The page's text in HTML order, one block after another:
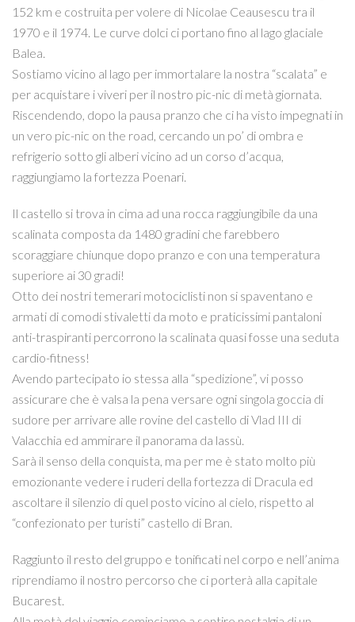
152 km e costruita per volere di Nicolae Ceausescu tra il
1970 e il 1974. Le curve dolci ci portano fino al lago glaciale
Balea.
Sostiamo vicino al lago per immortalare la nostra “scalata” e
per acquistare i viveri per il nostro pic-nic di metà giornata.
Riscendendo, dopo la pausa pranzo che ci ha visto impegnati in
un vero pic-nic on the road, cercando un po’ di ombra e
refrigerio sotto gli alberi vicino ad un corso d’acqua,
raggiungiamo la fortezza Poenari.
Il castello si trova in cima ad una rocca raggiungibile da una
scalinata composta da 1480 gradini che farebbero
scoraggiare chiunque dopo pranzo e con una temperatura
superiore ai 30 gradi!
Otto dei nostri temerari motociclisti non si spaventano e
armati di comodi stivaletti da moto e praticissimi pantaloni
anti-traspiranti percorrono la scalinata quasi fosse una seduta
cardio-fitness!
Avendo partecipato io stessa alla “spedizione”, vi posso
assicurare che è valsa la pena versare ogni singola goccia di
sudore per arrivare alle rovine del castello di Vlad III di
Valacchia ed ammirare il panorama da lassù.
Sarà il senso della conquista, ma per me è stato molto più
emozionante vedere i ruderi della fortezza di Dracula ed
ascoltare il silenzio di quel posto vicino al cielo, rispetto al
“confezionato per turisti” castello di Bran.
Raggiunto il resto del gruppo e tonificati nel corpo e nell’anima
riprendiamo il nostro percorso che ci porterà alla capitale
Bucarest.